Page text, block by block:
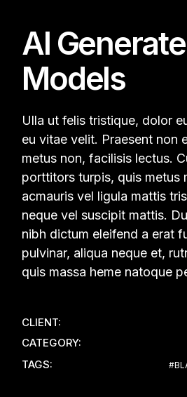
AI
Models
Ulla ut felis tristique, dolor
eu vitae velit. Praesent non
metus non, facilisis lectus.
porttitors turpis, quis metus
acmauris vel ligula mattis
neque vel suscipit mattis.
nibh dictum eleifend a erat
pulvinar, aliqua neque et,
quis massa heme natoque
CLIENT:
CATEGORY:
TAGS: